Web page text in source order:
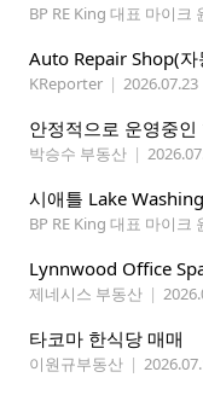
BP RE King 대표 마이크
Auto Repair Shop(
KReporter | 2026.07.23
안정적으로 운영중
박승수 부동산 |
시애틀 Lake
BP RE King 대표 마이크
Lynnwood Office
제네시스 부동산 |
타코마 한식당 매매
이원규부동산 |